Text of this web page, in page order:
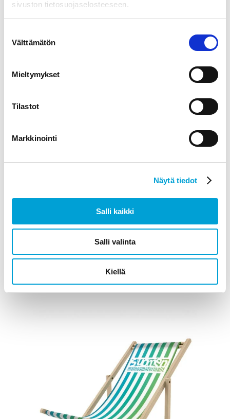
sivuston tietosuojaselosteeseen.
valinta
Välttämätön
Mieltymykset
Tilastot
Markkinointi
Näytä tiedot
Salli kaikki
Salli valinta
Kiellä
Messupöytä omalla printilläsi alk. 110€
LISÄÄ OSTOSKORIIN